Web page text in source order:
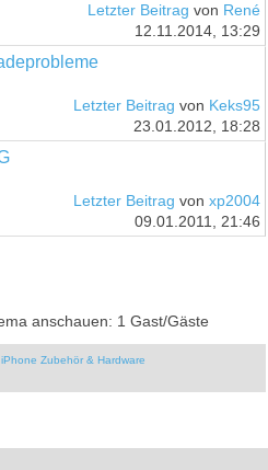
Letzter Beitrag von René
12.11.2014, 13:29
Letzter Beitrag von Keks95
23.01.2012, 18:28
Letzter Beitrag von xp2004
09.01.2011, 21:46
anschauen: 1 Gast/Gäste
iPhone Zubehör & Hardware